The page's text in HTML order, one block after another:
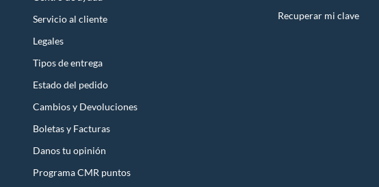
Servicio al cliente
Legales
Tipos de entrega
Estado del pedido
Cambios y Devoluciones
Boletas y Facturas
Danos tu opinión
Programa CMR puntos
Recuperar mi clave